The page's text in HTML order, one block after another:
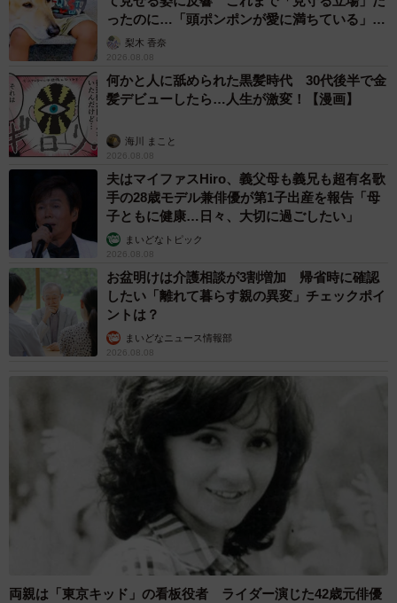
ったのに…「頭ポンポンが愛に満ちている」
「尊…」
梨木 香奈
2026.08.08
何かと人に舐められた黒髪時代 30代後半で金
髪デビューしたら…人生が激変！【漫画】
海川 まこと
2026.08.08
夫はマイファスHiro、義父母も義兄も超有名歌
手の28歳モデル兼俳優が第1子出産を報告「母
子ともに健康…日々、大切に過ごしたい」
まいどなトピック
2026.08.08
お盆明けは介護相談が3割増加 帰省時に確認
したい「離れて暮らす親の異変」チェックポイ
ントは？
まいどなニュース情報部
2026.08.08
両親は「東京キッド」の看板役者 ライダー演じた42歳元俳優